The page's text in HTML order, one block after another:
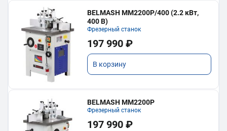
BELMASH MM2200P/400 (2.2 кВт,
400 В)
Фрезерный станок
197 990 ₽
В корзину
BELMASH MM2200P
Фрезерный станок
197 990 ₽